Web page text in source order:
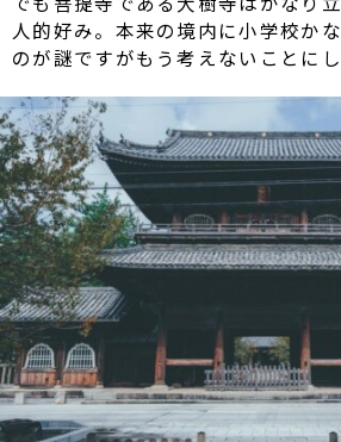
人的好み。本来の境内に小学校か
のが謎ですがもう考えないことに